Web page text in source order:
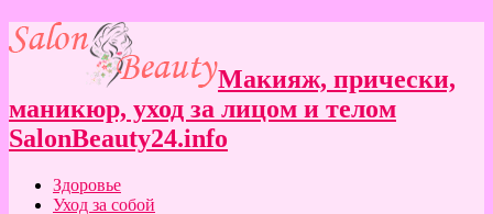
Макияж, прически,
маникюр, уход за лицом и телом
SalonBeauty24.info
Здоровье
Уход за собой